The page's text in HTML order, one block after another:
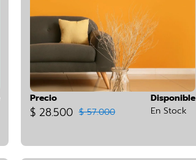
Precio
$ 28.500 $ 57.000
Disponible
En Stock